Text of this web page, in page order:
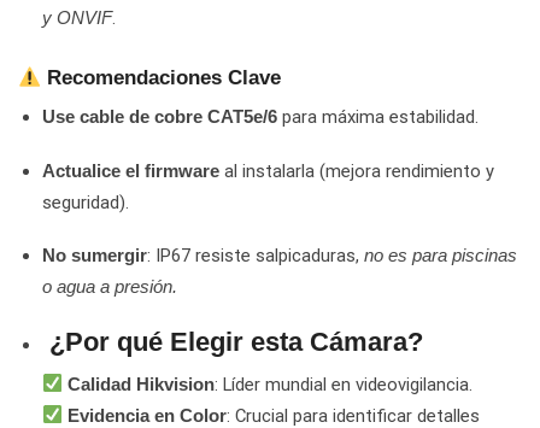
y ONVIF.
Recomendaciones Clave
Use cable de cobre CAT5e/6 para máxima estabilidad.
Actualice el firmware al instalarla (mejora rendimiento y
seguridad).
No sumergir: IP67 resiste salpicaduras, no es para piscinas
o agua a presión.
¿Por qué Elegir esta Cámara?
Calidad Hikvision: Líder mundial en videovigilancia.
Evidencia en Color: Crucial para identificar detalles